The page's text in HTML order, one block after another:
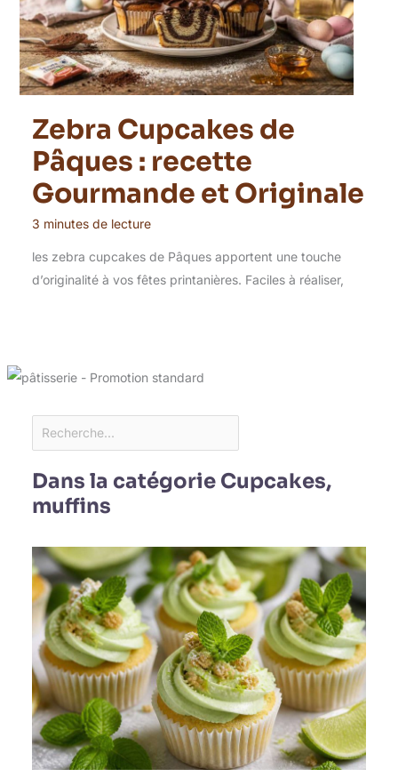
Zebra Cupcakes de
Pâques : recette
Gourmande et Originale
3 minutes de lecture
les zebra cupcakes de Pâques apportent une touche
d’originalité à vos fêtes printanières. Faciles à réaliser,
Dans la catégorie Cupcakes,
muffins